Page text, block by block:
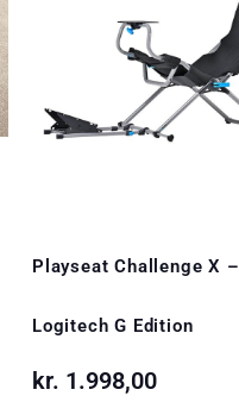
Playseat Challenge X –
Logitech G Edition
kr. 1.998,00